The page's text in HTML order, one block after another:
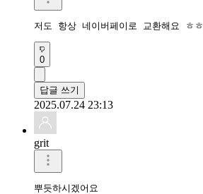
저도 항상 네이버페이로 교환해요 ㅎㅎ
0
답글 쓰기
2025.07.24 23:13
grit
뿌듯하시겠어요